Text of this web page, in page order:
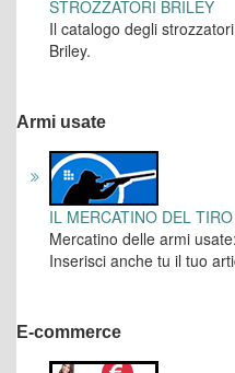
STROZZATORI BRILEY
Il catalogo degli
Briley.
Armi usate
IL MERCATINO DEL TIRO
Mercatino delle armi
Inserisci anche tu il tuo
E-commerce